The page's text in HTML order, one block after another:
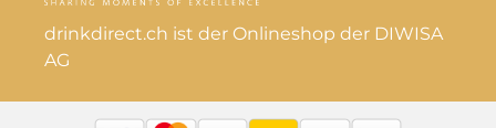
drinkdirect.ch ist der Onlineshop der DIWISA
AG